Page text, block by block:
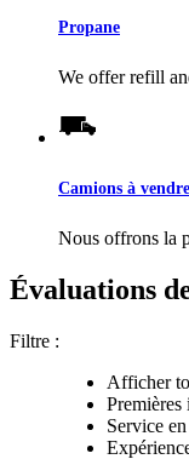
Propane
We offer refill
Camions à vendre
Nous offrons la
Évaluations
Filtre :
Afficher
Premières
Service